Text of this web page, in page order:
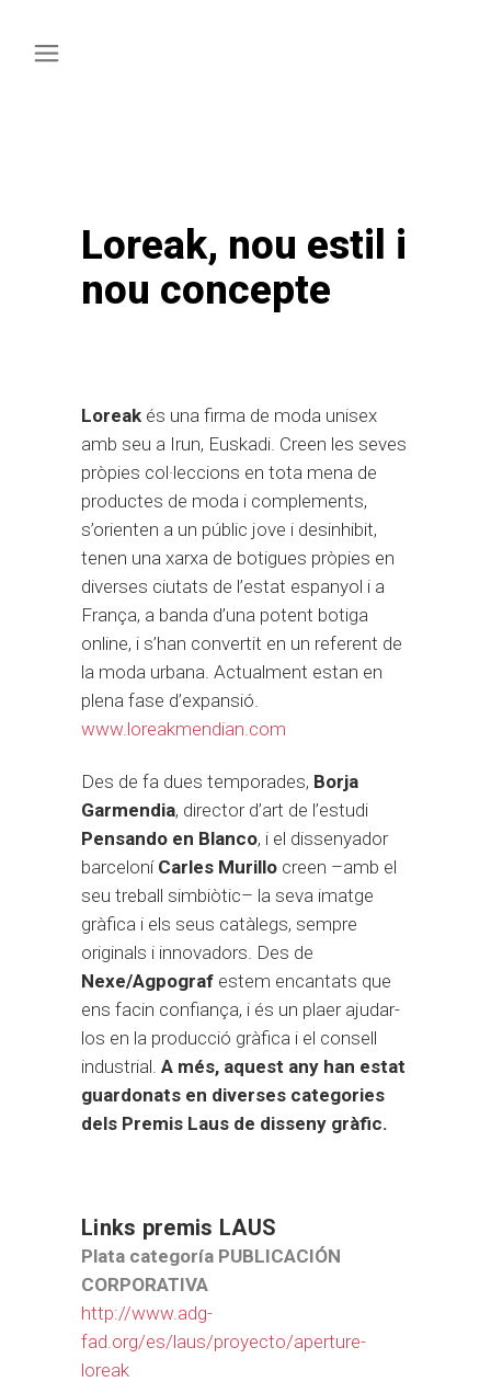
Loreak, nou estil i
nou concepte
Loreak és una firma de moda unisex
amb seu a Irun, Euskadi. Creen les seves
pròpies col·leccions en tota mena de
productes de moda i complements,
s’orienten a un públic jove i desinhibit,
tenen una xarxa de botigues pròpies en
diverses ciutats de l’estat espanyol i a
França, a banda d’una potent botiga
online, i s’han convertit en un referent de
la moda urbana. Actualment estan en
plena fase d’expansió.
www.loreakmendian.com
Des de fa dues temporades, Borja
Garmendia, director d’art de l’estudi
Pensando en Blanco, i el dissenyador
barceloní Carles Murillo creen –amb el
seu treball simbiòtic– la seva imatge
gràfica i els seus catàlegs, sempre
originals i innovadors. Des de
Nexe/Agpograf estem encantats que
ens facin confiança, i és un plaer ajudar-
los en la producció gràfica i el consell
industrial. A més, aquest any han estat
guardonats en diverses categories
dels Premis Laus de disseny gràfic.
Links premis LAUS
Plata categoría PUBLICACIÓN
CORPORATIVA
http://www.adg-
fad.org/es/laus/proyecto/aperture-
loreak